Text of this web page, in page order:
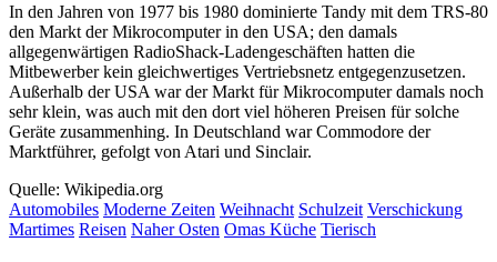
In den Jahren von 1977 bis 1980 dominierte Tandy mit dem TRS-80
den Markt der Mikrocomputer in den USA; den damals
allgegenwärtigen RadioShack-Ladengeschäften hatten die
Mitbewerber kein gleichwertiges Vertriebsnetz entgegenzusetzen.
Außerhalb der USA war der Markt für Mikrocomputer damals noch
sehr klein, was auch mit den dort viel höheren Preisen für solche
Geräte zusammenhing. In Deutschland war Commodore der
Marktführer, gefolgt von Atari und Sinclair.
Quelle: Wikipedia.org
Automobiles Moderne Zeiten Weihnacht Schulzeit Verschickung
Martimes Reisen Naher Osten Omas Küche Tierisch